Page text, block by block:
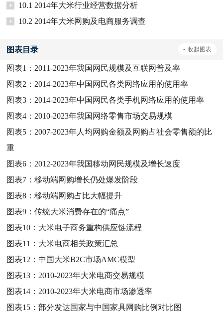
+
10.1 2014年大米行业经营数据分析
+
10.2 2014年大米网购及电商服务调查
图表目录 - 收起图表
图表1： 2011-2023年我国网民规模及互联网普及率
图表2： 2014-2023年中国网民各类网络应用的使用率
图表3： 2014-2023年中国网民各类手机网络应用的使用率
图表4： 2010-2023年我国网络零售市场交易规模
图表5： 2007-2023年人均网购金额及网购占社会零售额的比
重
图表6： 2012-2023年我国移动网民规模及增长速度
图表7：移动端网购增长仍处爆发阶段
图表8：移动端网购占比大幅提升
图表9：传统大米消费存在的“痛点”
图表10： 大米电子商务重构供应链流程
图表11： 大米电商相关政策汇总
图表12：中国大米B2C市场AMC模型
图表13： 2010-2023年大米电商交易规模
图表14： 2010-2023年大米电商市场渗透率
图表15：部分发达国家与中国家具网购比例对比图